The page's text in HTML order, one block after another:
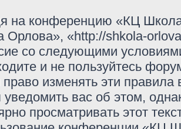
на конференцию «КЦ
Орлова», «http://shkola-
со следующими
и не пользуйтесь
право изменять эти
уведомить вас об этом,
просматривать этот